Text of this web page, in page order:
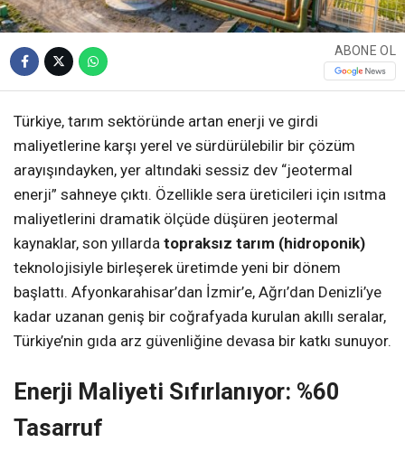
ABONE OL
Türkiye, tarım sektöründe artan enerji ve girdi
maliyetlerine karşı yerel ve sürdürülebilir bir çözüm
arayışındayken, yer altındaki sessiz dev “jeotermal
enerji” sahneye çıktı. Özellikle sera üreticileri için ısıtma
maliyetlerini dramatik ölçüde düşüren jeotermal
kaynaklar, son yıllarda topraksız tarım (hidroponik)
teknolojisiyle birleşerek üretimde yeni bir dönem
başlattı. Afyonkarahisar’dan İzmir’e, Ağrı’dan Denizli’ye
kadar uzanan geniş bir coğrafyada kurulan akıllı seralar,
Türkiye’nin gıda arz güvenliğine devasa bir katkı sunuyor.
Enerji Maliyeti Sıfırlanıyor: %60
Tasarruf